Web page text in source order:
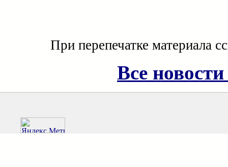
При перепечатке материала
Все